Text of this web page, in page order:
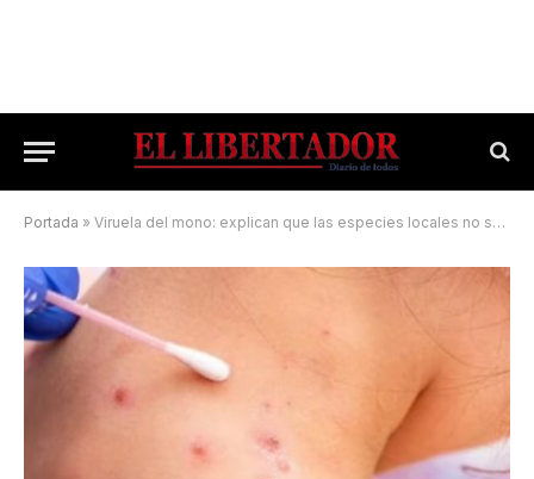
Portada » Viruela del mono: explican que las especies locales no son transmisoras de la enfermedad